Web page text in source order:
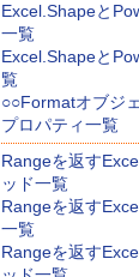
Excel.Shapeと
一覧
Excel.Shapeと
覧
○○Formatオブジ
プロパティ一覧
Rangeを返す
ッド一覧
Rangeを返す
一覧
Rangeを返す